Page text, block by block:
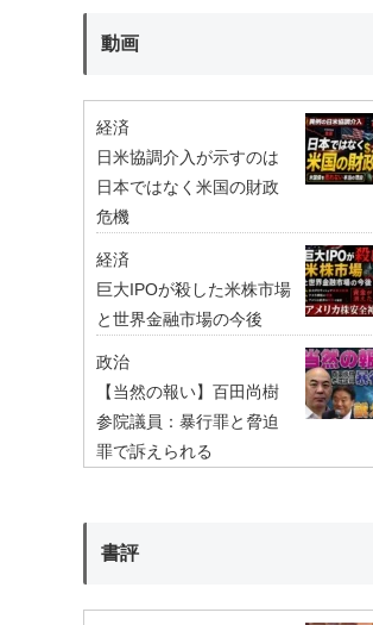
動画
経済
日米協調介入が示すのは
日本ではなく米国の財政
危機
経済
巨大IPOが殺した米株市場
と世界金融市場の今後
政治
【当然の報い】百田尚樹
参院議員：暴行罪と脅迫
罪で訴えられる
書評